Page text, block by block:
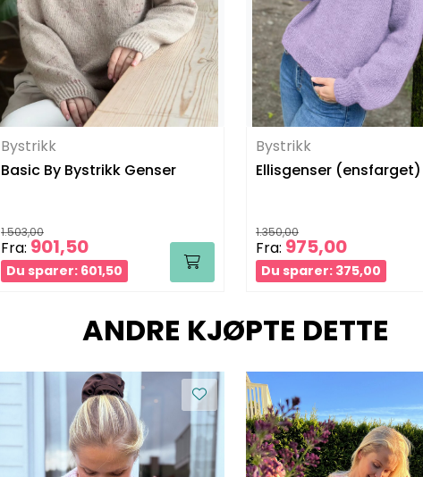
Bystrikk
Basic By Bystrikk Genser
1.503,00
Fra: 901,50
Du sparer: 601,50
Bystrikk
Ellisgenser (ensfarget)
1.350,00
Fra: 975,00
Du sparer: 375,00
ANDRE KJØPTE DETTE